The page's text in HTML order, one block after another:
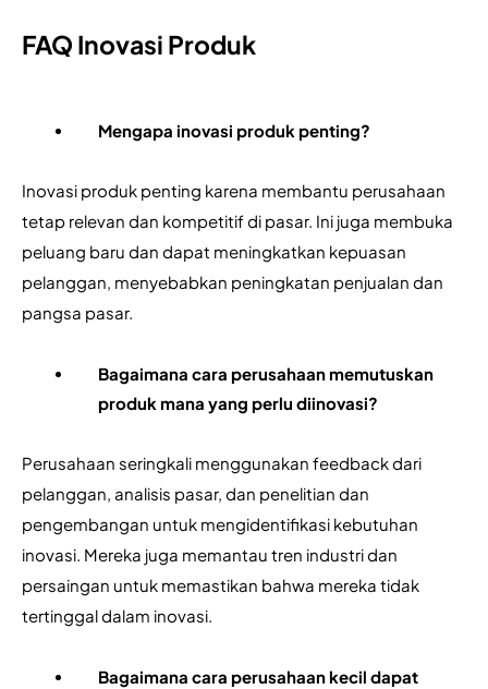
FAQ Inovasi Produk
Mengapa inovasi produk penting?
Inovasi produk penting karena membantu perusahaan
tetap relevan dan kompetitif di pasar. Ini juga membuka
peluang baru dan dapat meningkatkan kepuasan
pelanggan, menyebabkan peningkatan penjualan dan
pangsa pasar.
Bagaimana cara perusahaan memutuskan
produk mana yang perlu diinovasi?
Perusahaan seringkali menggunakan feedback dari
pelanggan, analisis pasar, dan penelitian dan
pengembangan untuk mengidentifikasi kebutuhan
inovasi. Mereka juga memantau tren industri dan
persaingan untuk memastikan bahwa mereka tidak
tertinggal dalam inovasi.
Bagaimana cara perusahaan kecil dapat